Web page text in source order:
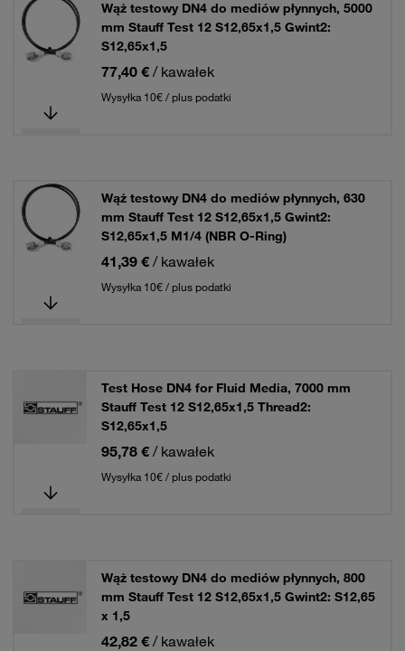
Wąż testowy DN4 do mediów płynnych, 5000
mm Stauff Test 12 S12,65x1,5 Gwint2:
S12,65x1,5
77,40 € / kawałek
Wysyłka 10€ / plus podatki
Wąż testowy DN4 do mediów płynnych, 630
mm Stauff Test 12 S12,65x1,5 Gwint2:
S12,65x1,5 M1/4 (NBR O-Ring)
41,39 € / kawałek
Wysyłka 10€ / plus podatki
Test Hose DN4 for Fluid Media, 7000 mm
Stauff Test 12 S12,65x1,5 Thread2:
S12,65x1,5
95,78 € / kawałek
Wysyłka 10€ / plus podatki
Wąż testowy DN4 do mediów płynnych, 800
mm Stauff Test 12 S12,65x1,5 Gwint2: S12,65
x 1,5
42,82 € / kawałek